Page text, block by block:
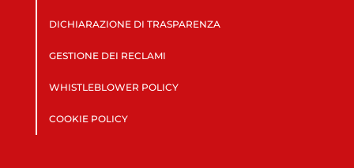
DICHIARAZIONE DI TRASPARENZA
GESTIONE DEI RECLAMI
WHISTLEBLOWER POLICY
COOKIE POLICY